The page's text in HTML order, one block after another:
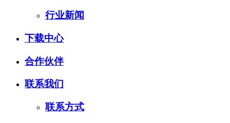
行业新闻
下载中心
合作伙伴
联系我们
联系方式